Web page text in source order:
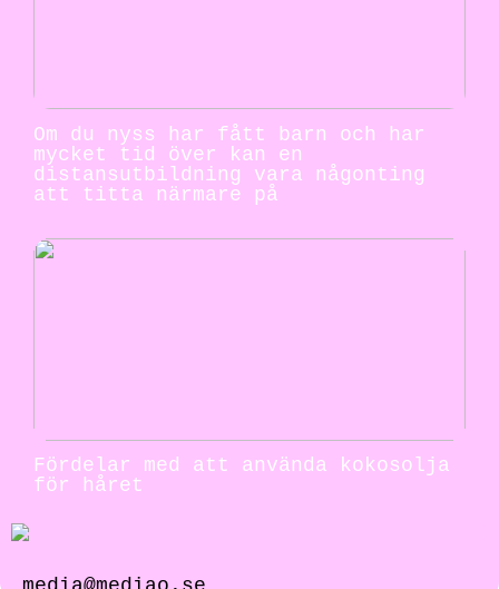
Om du nyss har fått barn och har
mycket tid över kan en
distansutbildning vara någonting
att titta närmare på
Fördelar med att använda kokosolja
för håret